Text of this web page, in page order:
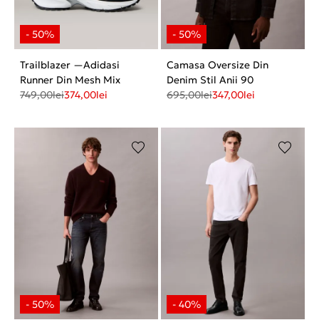
Trailblazer —Adidasi
Runner Din Mesh Mix
749,00lei374,00lei
Camasa Oversize Din
Denim Stil Anii 90
695,00lei347,00lei